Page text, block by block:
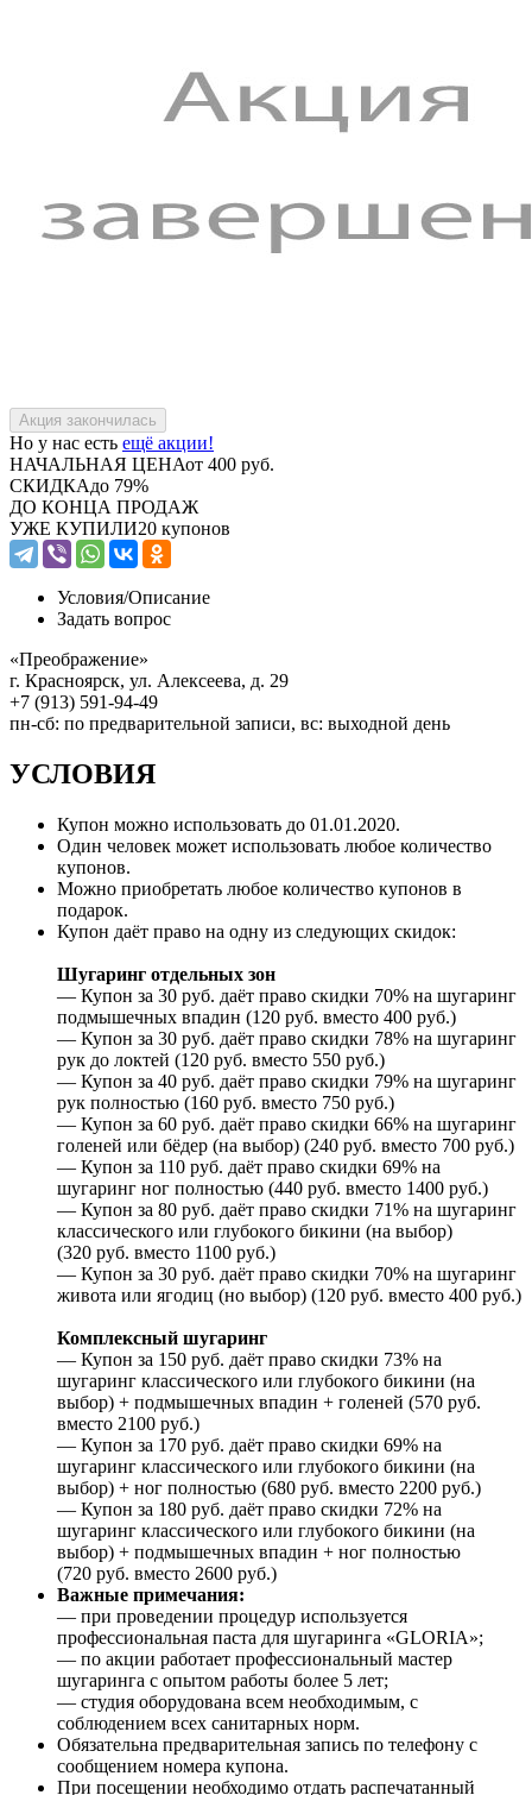
Но у нас есть ещё акции!
НАЧАЛЬНАЯ ЦЕНАот 400 руб.
СКИДКАдо 79%
ДО КОНЦА ПРОДАЖ
УЖЕ КУПИЛИ20 купонов
Условия/Описание
Задать вопрос
«Преображение»
г. Красноярск, ул. Алексеева, д. 29
+7 (913) 591-94-49
пн-сб: по предварительной записи, вс: выходной день
УСЛОВИЯ
Купон можно использовать до 01.01.2020.
Один человек может использовать любое количество
купонов.
Можно приобретать любое количество купонов в
подарок.
Купон даёт право на одну из следующих скидок:
Шугаринг отдельных зон
— Купон за 30 руб. даёт право скидки 70% на шугаринг
подмышечных впадин (120 руб. вместо 400 руб.)
— Купон за 30 руб. даёт право скидки 78% на шугаринг
рук до локтей (120 руб. вместо 550 руб.)
— Купон за 40 руб. даёт право скидки 79% на шугаринг
рук полностью (160 руб. вместо 750 руб.)
— Купон за 60 руб. даёт право скидки 66% на шугаринг
голеней или бёдер (на выбор) (240 руб. вместо 700 руб.)
— Купон за 110 руб. даёт право скидки 69% на
шугаринг ног полностью (440 руб. вместо 1400 руб.)
— Купон за 80 руб. даёт право скидки 71% на шугаринг
классического или глубокого бикини (на выбор)
(320 руб. вместо 1100 руб.)
— Купон за 30 руб. даёт право скидки 70% на шугаринг
живота или ягодиц (но выбор) (120 руб. вместо 400 руб.)
Комплексный шугаринг
— Купон за 150 руб. даёт право скидки 73% на
шугаринг классического или глубокого бикини (на
выбор) + подмышечных впадин + голеней (570 руб.
вместо 2100 руб.)
— Купон за 170 руб. даёт право скидки 69% на
шугаринг классического или глубокого бикини (на
выбор) + ног полностью (680 руб. вместо 2200 руб.)
— Купон за 180 руб. даёт право скидки 72% на
шугаринг классического или глубокого бикини (на
выбор) + подмышечных впадин + ног полностью
(720 руб. вместо 2600 руб.)
Важные примечания:
— при проведении процедур используется
профессиональная паста для шугаринга «GLORIA»;
— по акции работает профессиональный мастер
шугаринга с опытом работы более 5 лет;
— студия оборудована всем необходимым, с
соблюдением всех санитарных норм.
Обязательна предварительная запись по телефону с
сообщением номера купона.
При посещении необходимо отдать распечатанный